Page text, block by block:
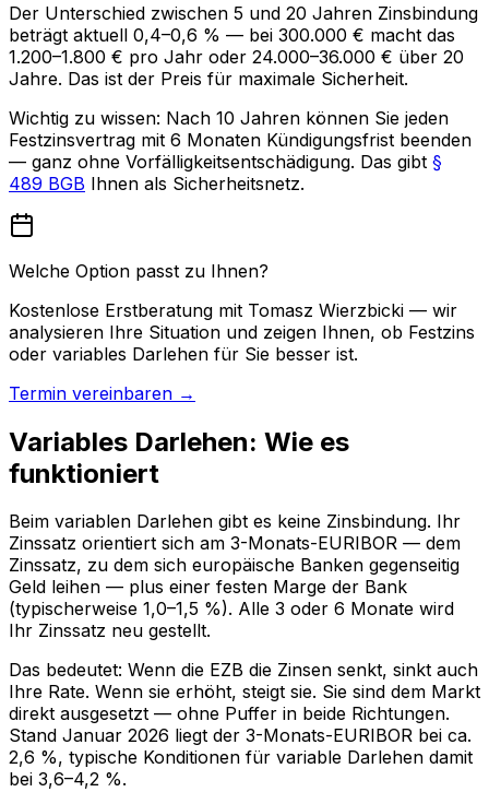
Der Unterschied zwischen 5 und 20 Jahren Zinsbindung
beträgt aktuell 0,4–0,6 % — bei 300.000 € macht das
1.200–1.800 € pro Jahr oder 24.000–36.000 € über 20
Jahre. Das ist der Preis für maximale Sicherheit.
Wichtig zu wissen: Nach 10 Jahren können Sie jeden
Festzinsvertrag mit 6 Monaten Kündigungsfrist beenden
— ganz ohne Vorfälligkeitsentschädigung. Das gibt §
489 BGB Ihnen als Sicherheitsnetz.
Welche Option passt zu Ihnen?
Kostenlose Erstberatung mit Tomasz Wierzbicki — wir
analysieren Ihre Situation und zeigen Ihnen, ob Festzins
oder variables Darlehen für Sie besser ist.
Termin vereinbaren →
Variables Darlehen: Wie es
funktioniert
Beim variablen Darlehen gibt es keine Zinsbindung. Ihr
Zinssatz orientiert sich am 3-Monats-EURIBOR — dem
Zinssatz, zu dem sich europäische Banken gegenseitig
Geld leihen — plus einer festen Marge der Bank
(typischerweise 1,0–1,5 %). Alle 3 oder 6 Monate wird
Ihr Zinssatz neu gestellt.
Das bedeutet: Wenn die EZB die Zinsen senkt, sinkt auch
Ihre Rate. Wenn sie erhöht, steigt sie. Sie sind dem Markt
direkt ausgesetzt — ohne Puffer in beide Richtungen.
Stand Januar 2026 liegt der 3-Monats-EURIBOR bei ca.
2,6 %, typische Konditionen für variable Darlehen damit
bei 3,6–4,2 %.